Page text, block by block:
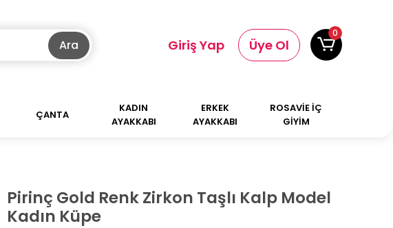
Ara Giriş Yap Üye Ol
0
ÇANTA
KADIN
AYAKKABI
ERKEK
AYAKKABI
ROSAVİE İÇ
GİYİM
Pirinç Gold Renk Zirkon Taşlı Kalp Model
Kadın Küpe